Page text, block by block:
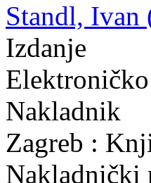
Standl, Ivan
Izdanje
Nakladnik
Zagreb :
Nakladnički